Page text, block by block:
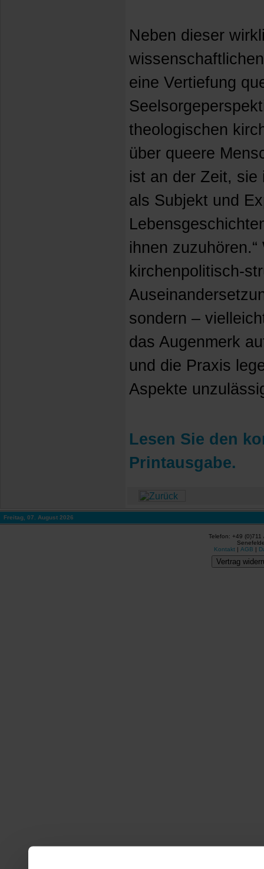
Neben dieser
eine Vertiefung
theologischen
über queere
ist an der Zeit, sie
als Subjekt und
ihnen
kirchenpolitisch-
sondern –
das Augenmerk
und die Praxis
Aspekte
Lesen Sie den
Printausgabe.
Freitag, 07. August 2026
Telefon: +49
Kontakt | AGB |
Vertrag